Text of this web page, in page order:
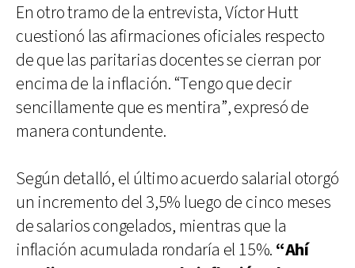
En otro tramo de la entrevista, Víctor Hutt
cuestionó las afirmaciones oficiales respecto
de que las paritarias docentes se cierran por
encima de la inflación. “Tengo que decir
sencillamente que es mentira”, expresó de
manera contundente.
Según detalló, el último acuerdo salarial otorgó
un incremento del 3,5% luego de cinco meses
de salarios congelados, mientras que la
inflación acumulada rondaría el 15%. “Ahí